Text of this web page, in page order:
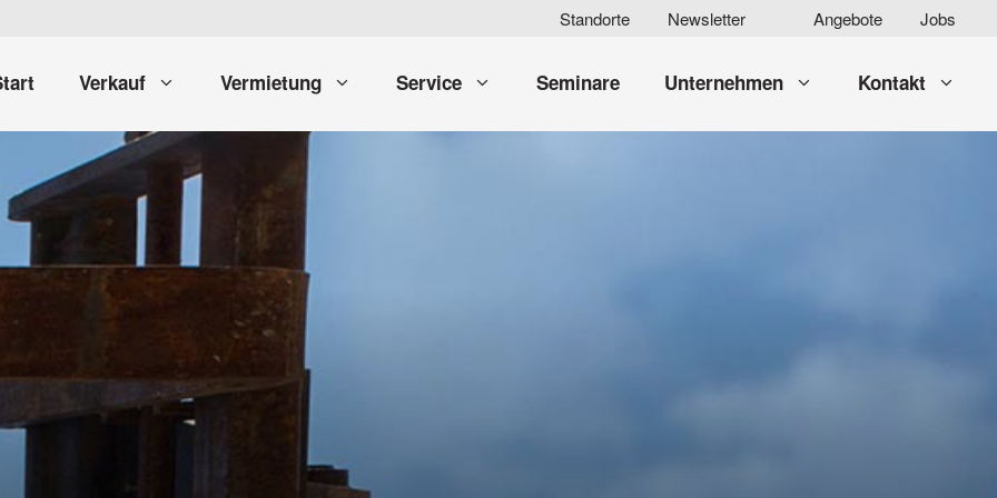
Standorte Newsletter Angebote Jobs
Verkauf Vermietung Service Seminare Unternehmen Kontakt